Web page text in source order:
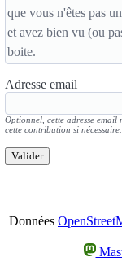
Adresse email
Optionnel, cette adresse email
cette contribution si nécessaire.
Valider
Données